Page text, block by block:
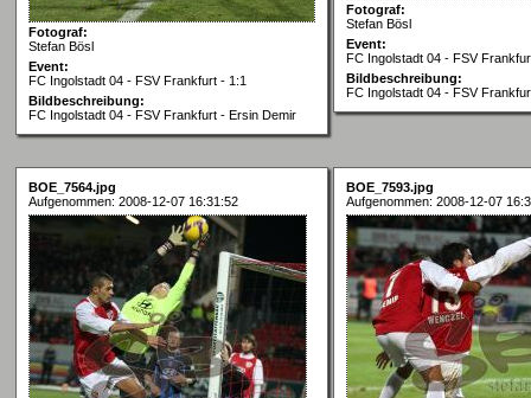
Fotograf:
Stefan Bösl
Event:
FC Ingolstadt 04 - FSV Frankfurt - 1:1
Bildbeschreibung:
FC Ingolstadt 04 - FSV Frankfurt - Ersin Demir
Fotograf:
Stefan Bösl
Event:
FC Ingolstadt 04 - FSV
Bildbeschreibung:
FC Ingolstadt 04 - FSV
BOE_7564.jpg
Aufgenommen: 2008-12-07 16:31:52
BOE_7593.jpg
Aufgenommen: 2008-12-07